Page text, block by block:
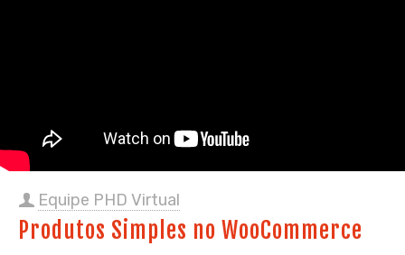
Equipe PHD Virtual
Produtos Simples no WooCommerce